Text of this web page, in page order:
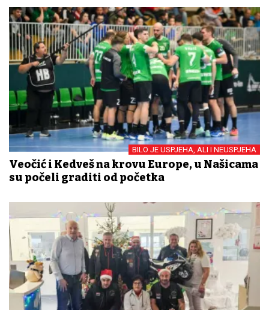
BILO JE USPJEHA, ALI I NEUSPJEHA
Veočić i Kedveš na krovu Europe, u Našicama
su počeli graditi od početka